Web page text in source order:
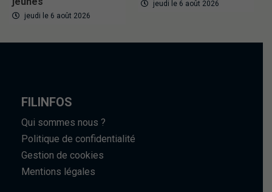
jeudi le 6 août 2026
jeudi le 6 août 2026
FILINFOS
Qui sommes nous ?
Politique de confidentialité
Gestion de cookies
Mentions légales